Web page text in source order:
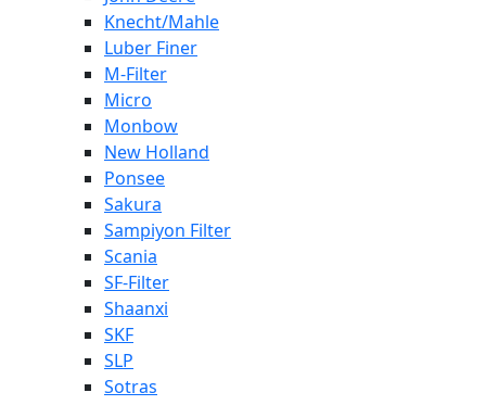
Knecht/Mahle
Luber Finer
M-Filter
Micro
Monbow
New Holland
Ponsee
Sakura
Sampiyon Filter
Scania
SF-Filter
Shaanxi
SKF
SLP
Sotras